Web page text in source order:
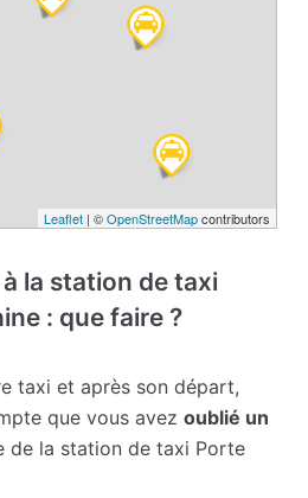
Leaflet| ©OpenStreetMapcontributors
la station de taxi
: que faire ?
taxi et après son départ,
que vous avezoublié un
de la station de taxi Porte